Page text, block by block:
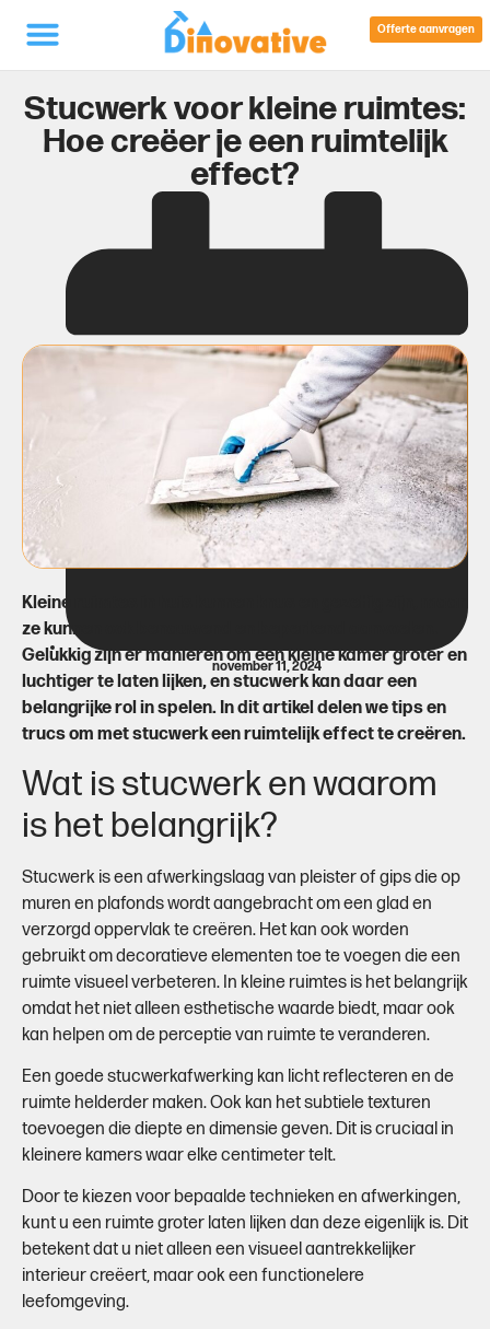
Offerte aanvragen
Stucwerk voor kleine ruimtes:
Hoe creëer je een ruimtelijk
effect?
november 11, 2024
Kleine ruimtes in huis kunnen knus en gezellig zijn, maar
ze kunnen ook benauwend en beperkend aanvoelen.
Gelukkig zijn er manieren om een kleine kamer groter en
luchtiger te laten lijken, en stucwerk kan daar een
belangrijke rol in spelen. In dit artikel delen we tips en
trucs om met stucwerk een ruimtelijk effect te creëren.
Wat is stucwerk en waarom
is het belangrijk?
Stucwerk is een afwerkingslaag van pleister of gips die op
muren en plafonds wordt aangebracht om een glad en
verzorgd oppervlak te creëren. Het kan ook worden
gebruikt om decoratieve elementen toe te voegen die een
ruimte visueel verbeteren. In kleine ruimtes is het belangrijk
omdat het niet alleen esthetische waarde biedt, maar ook
kan helpen om de perceptie van ruimte te veranderen.
Een goede stucwerkafwerking kan licht reflecteren en de
ruimte helderder maken. Ook kan het subtiele texturen
toevoegen die diepte en dimensie geven. Dit is cruciaal in
kleinere kamers waar elke centimeter telt.
Door te kiezen voor bepaalde technieken en afwerkingen,
kunt u een ruimte groter laten lijken dan deze eigenlijk is. Dit
betekent dat u niet alleen een visueel aantrekkelijker
interieur creëert, maar ook een functionelere
leefomgeving.